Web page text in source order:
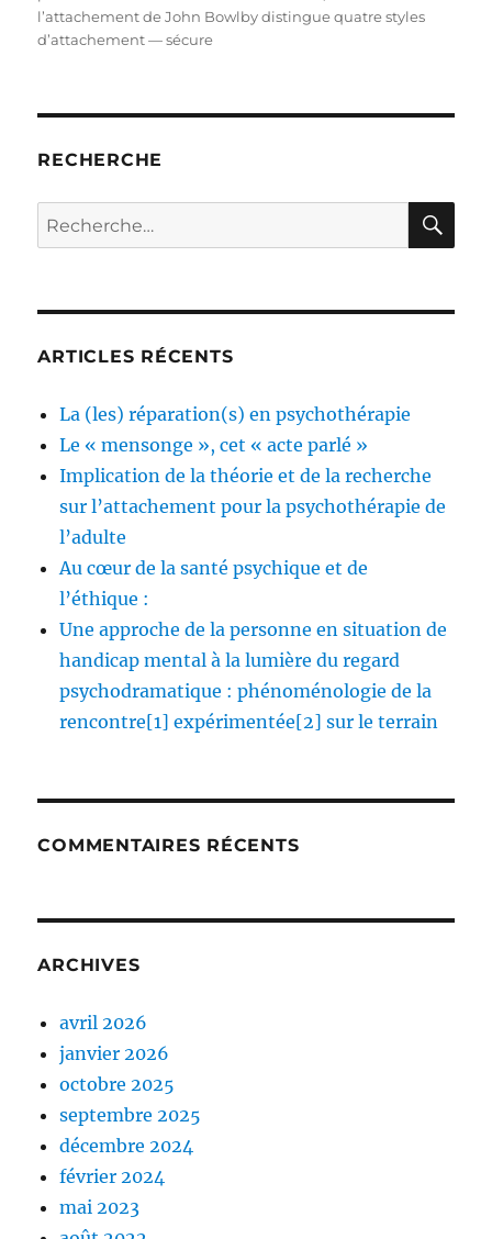
l’attachement de John Bowlby distingue quatre styles
d’attachement — sécure
RECHERCHE
Recherche
pour :
ARTICLES RÉCENTS
La (les) réparation(s) en psychothérapie
Le « mensonge », cet « acte parlé »
Implication de la théorie et de la recherche
sur l’attachement pour la psychothérapie de
l’adulte
Au cœur de la santé psychique et de
l’éthique :
Une approche de la personne en situation de
handicap mental à la lumière du regard
psychodramatique : phénoménologie de la
rencontre[1] expérimentée[2] sur le terrain
COMMENTAIRES RÉCENTS
ARCHIVES
avril 2026
janvier 2026
octobre 2025
septembre 2025
décembre 2024
février 2024
mai 2023